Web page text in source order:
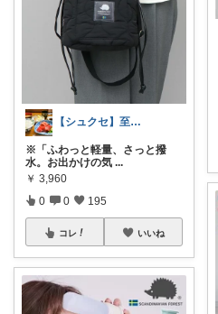
【シュクセ】至高のバッグコレクション🛍
※「ふわっと軽量、さっと撥
水。お出かけの気 ...
￥ 3,960
0 0 195
コレ いいね